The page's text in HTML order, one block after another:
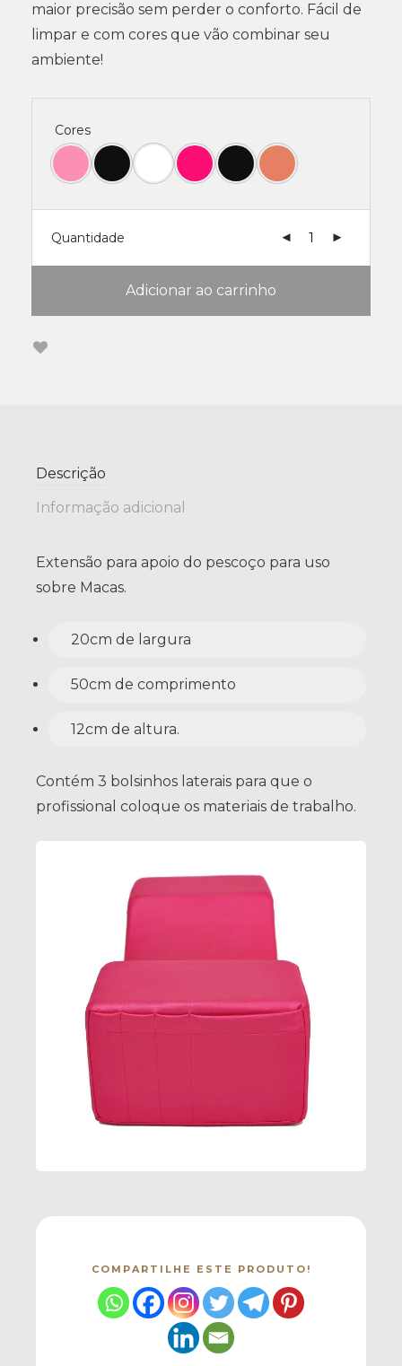
maior precisão sem perder o conforto. Fácil de
limpar e com cores que vão combinar seu
ambiente!
Cores
Quantidade
Adicionar ao carrinho
Descrição
Informação adicional
Extensão para apoio do pescoço para uso
sobre Macas.
20cm de largura
50cm de comprimento
12cm de altura.
Contém 3 bolsinhos laterais para que o
profissional coloque os materiais de trabalho.
COMPARTILHE ESTE PRODUTO!